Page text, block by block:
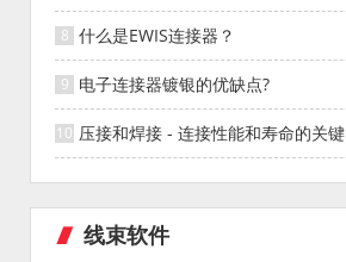
什么是EWIS连接器？
电子连接器镀银的优缺点?
压接和焊接 - 连接性能和寿命的关键
线束软件